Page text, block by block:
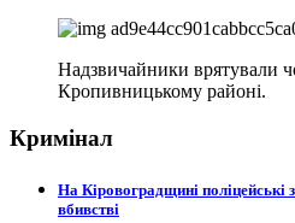
Надзвичайники врятували
Кропивницькому районі.
Кримінал
На Кіровоградщині поліцейські
вбивстві